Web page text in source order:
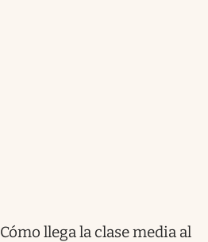
Cómo llega la clase media al